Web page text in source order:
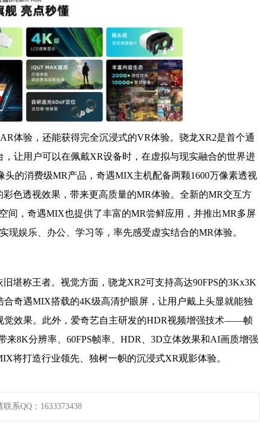
体验，还能获得完全沉浸式的VR体验。骁龙XR2是首个通
让用户可以在佩戴XR设备时，在虚拟与现实融合的世界进
的消费级MR产品，奇遇MIX主机配备两颗1600万像素透视
色透视效果，带来更高质量的MR体验。全新的MR交互方
间，奇遇MIX也提供了丰富的MR尝鲜应用，并推出MR多屏
娱乐、办公、学习等，率先感受虚实结合的MR体验。
堪称王者。视觉方面，骁龙XR2可支持高达90FPS的3Kx3K
奇遇MIX搭载的4K级高清护眼屏，让用户戴上头显就能独
觉效果。此外，爱奇艺自主研发的HDR视频增强技术——帧
8K分辨率、60FPS帧率、HDR、3D立体效果和AI画质增强
将打造行业领先、独树一帜的沉浸式XR观影体验。
系QQ：1633373438